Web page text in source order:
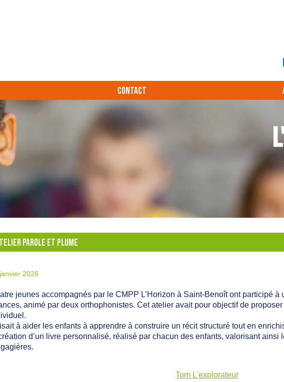
CONTACT
PAROLE ET PLUME
2026
jeunes accompagnés par le CMPP L’Horizon à Saint-Benoît ont participé à
animé par deux orthophonistes. Cet atelier avait pour objectif de
à aider les enfants à apprendre à construire un récit structuré tout en
d’un livre personnalisé, réalisé par chacun des enfants, valorisant ainsi
Tom L'explorateur